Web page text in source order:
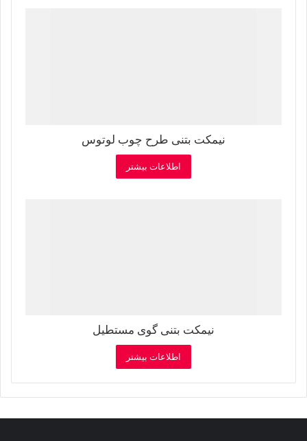
نیمکت بتنی طرح چوب لوتوس
اطلاعات بیشتر
نیمکت بتنی گوی مستطیل
اطلاعات بیشتر